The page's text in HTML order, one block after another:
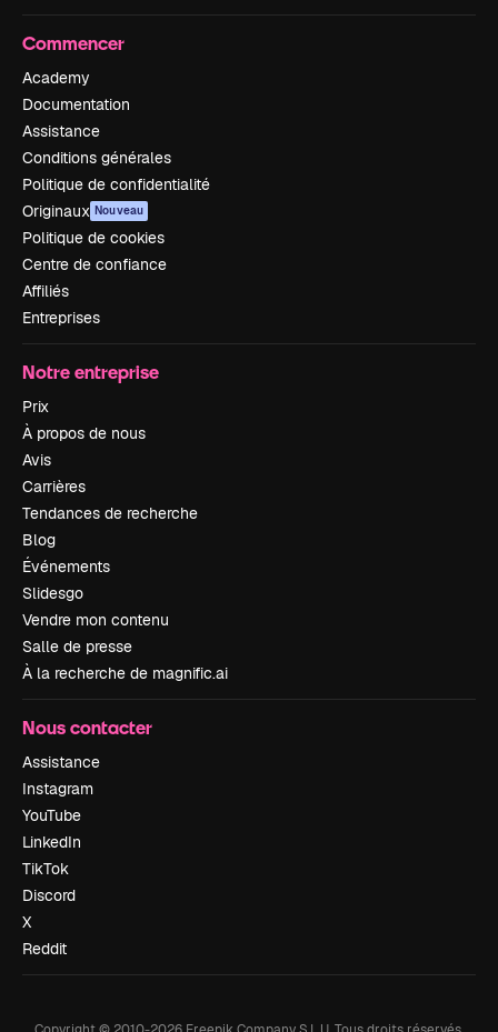
Commencer
Academy
Documentation
Assistance
Conditions générales
Politique de confidentialité
Originaux Nouveau
Politique de cookies
Centre de confiance
Affiliés
Entreprises
Notre entreprise
Prix
À propos de nous
Avis
Carrières
Tendances de recherche
Blog
Événements
Slidesgo
Vendre mon contenu
Salle de presse
À la recherche de magnific.ai
Nous contacter
Assistance
Instagram
YouTube
LinkedIn
TikTok
Discord
X
Reddit